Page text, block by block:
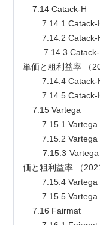
    7.14 Catack-H
7.14.1
7.14.2
単価と粗利益率 （
7.14.4
7.14.5
    7.15 Vartega
7.15.1
7.15.2
        7.15.3 Vartega CFRPリサイクル の販売量、売上、単
価と粗利益率 （
7.15.4
7.15.5
    7.16 Fairmat